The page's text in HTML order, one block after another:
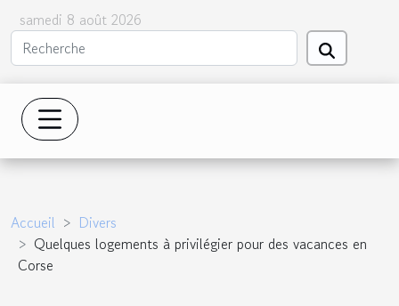
samedi 8 août 2026
Accueil
Divers
Quelques logements à privilégier pour des vacances en
Corse